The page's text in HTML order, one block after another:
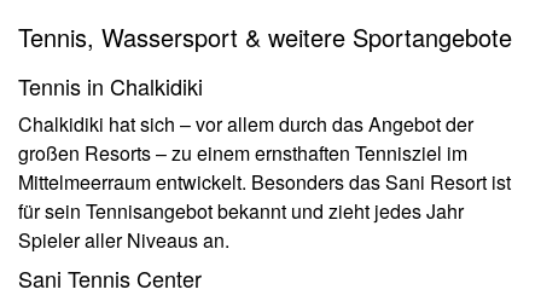
Tennis, Wassersport & weitere Sportangebote
Tennis in Chalkidiki
Chalkidiki hat sich – vor allem durch das Angebot der
großen Resorts – zu einem ernsthaften Tennisziel im
Mittelmeerraum entwickelt. Besonders das Sani Resort ist
für sein Tennisangebot bekannt und zieht jedes Jahr
Spieler aller Niveaus an.
Sani Tennis Center